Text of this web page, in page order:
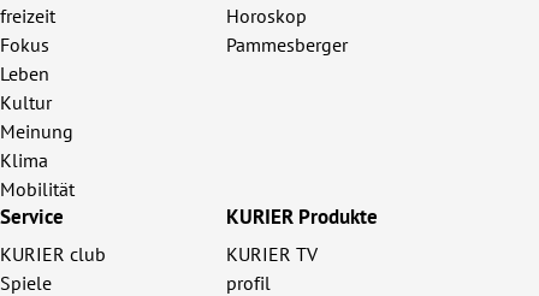
freizeit
Fokus
Leben
Kultur
Meinung
Klima
Mobilität
Horoskop
Pammesberger
Service
KURIER club
Spiele
KURIER Produkte
KURIER TV
profil